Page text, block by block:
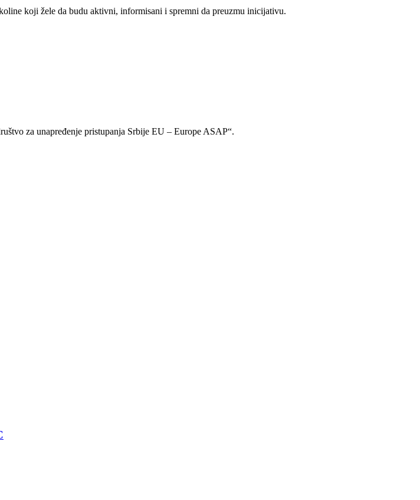
koji žele da budu aktivni, informisani i spremni da preuzmu inicijativu.
za unapređenje pristupanja Srbije EU – Europe ASAP“.